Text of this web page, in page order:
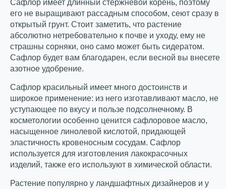
Сафлор имеет длинный стержневой корень, поэтому
его не выращивают рассадным способом, сеют сразу в
открытый грунт. Стоит заметить, что растение
абсолютно нетребовательно к почве и уходу, ему не
страшны сорняки, оно само может быть сидератом.
Сафлор будет вам благодарен, если весной вы внесете
азотное удобрение.
Сафлор красильный имеет много достоинств и
широкое применение: из него изготавливают масло, не
уступающее по вкусу и пользе подсолнечному. В
косметологии особенно ценится сафлоровое масло,
насыщенное линолевой кислотой, придающей
эластичность кровеносным сосудам. Сафлор
используется для изготовления лакокрасочных
изделий, также его используют в химической области.
Растение популярно у ландшафтных дизайнеров и у